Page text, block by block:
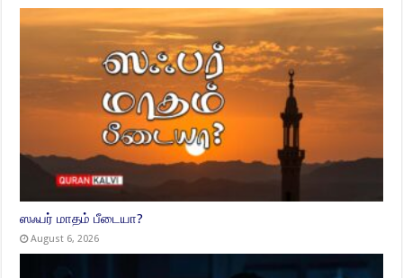
ஸஃபர் மாதம் பீடையா?
August 6, 2026